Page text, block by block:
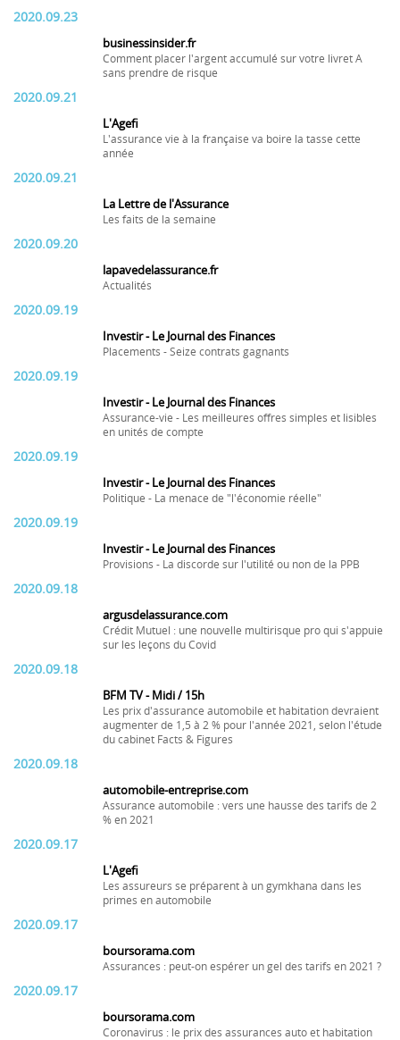
2020.09.23
businessinsider.fr
Comment placer l'argent accumulé sur votre livret A
sans prendre de risque
2020.09.21
L'Agefi
L'assurance vie à la française va boire la tasse cette
année
2020.09.21
La Lettre de l'Assurance
Les faits de la semaine
2020.09.20
lapavedelassurance.fr
Actualités
2020.09.19
Investir - Le Journal des Finances
Placements - Seize contrats gagnants
2020.09.19
Investir - Le Journal des Finances
Assurance-vie - Les meilleures offres simples et lisibles
en unités de compte
2020.09.19
Investir - Le Journal des Finances
Politique - La menace de "l'économie réelle"
2020.09.19
Investir - Le Journal des Finances
Provisions - La discorde sur l'utilité ou non de la PPB
2020.09.18
argusdelassurance.com
Crédit Mutuel : une nouvelle multirisque pro qui s'appuie
sur les leçons du Covid
2020.09.18
BFM TV - Midi / 15h
Les prix d'assurance automobile et habitation devraient
augmenter de 1,5 à 2 % pour l'année 2021, selon l'étude
du cabinet Facts & Figures
2020.09.18
automobile-entreprise.com
Assurance automobile : vers une hausse des tarifs de 2
% en 2021
2020.09.17
L'Agefi
Les assureurs se préparent à un gymkhana dans les
primes en automobile
2020.09.17
boursorama.com
Assurances : peut-on espérer un gel des tarifs en 2021 ?
2020.09.17
boursorama.com
Coronavirus : le prix des assurances auto et habitation